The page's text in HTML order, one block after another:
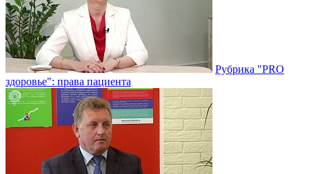
Рубрика "PRO
здоровье": права пациента